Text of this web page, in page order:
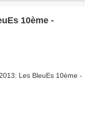
10ème -